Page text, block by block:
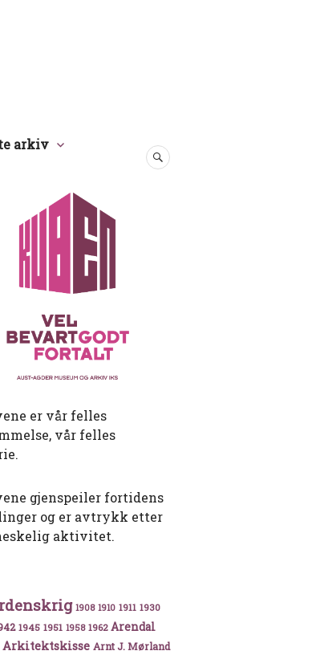
arkiv
SØK
Arendalsskuta «Viking»
er vår felles
vår felles
gjenspeiler fortidens
og er avtrykk etter
aktivitet.
1908 1910 1911 1930
1945 1951 1958 1962 Arendal
Arkitektskisse Arnt J. Mørland